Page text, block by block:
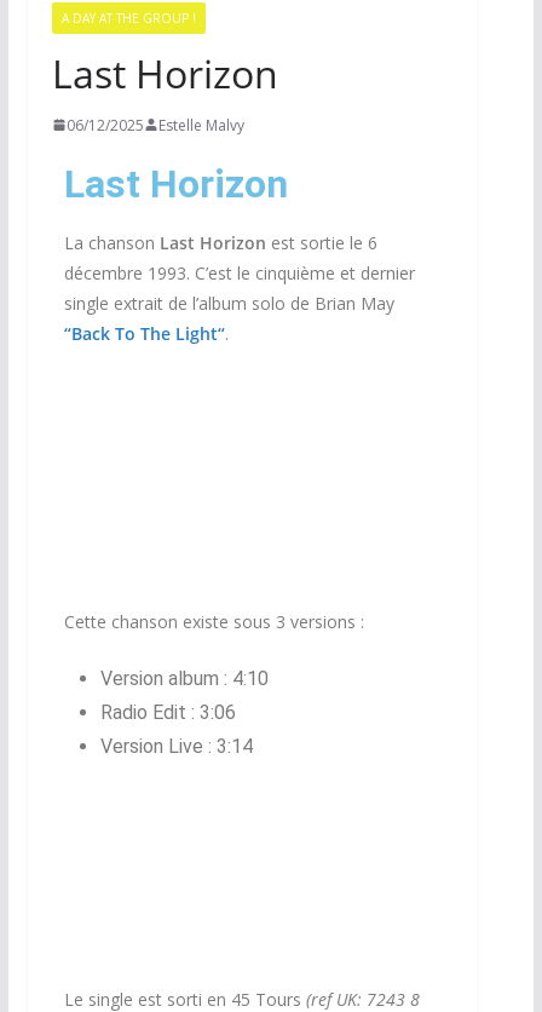
A DAY AT THE GROUP !
Last Horizon
06/12/2025 Estelle Malvy
Last Horizon
La chanson Last Horizon est sortie le 6
décembre 1993. C’est le cinquième et dernier
single extrait de l’album solo de Brian May
“Back To The Light“.
Cette chanson existe sous 3 versions :
Version album : 4:10
Radio Edit : 3:06
Version Live : 3:14
Le single est sorti en 45 Tours (ref UK: 7243 8